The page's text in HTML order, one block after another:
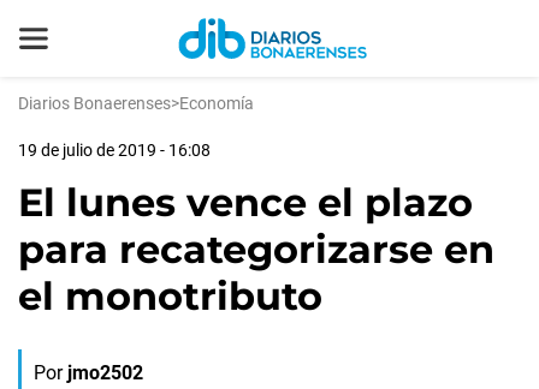
Diarios Bonaerenses>Economía
19 de julio de 2019 - 16:08
El lunes vence el plazo
para recategorizarse en
el monotributo
Por jmo2502